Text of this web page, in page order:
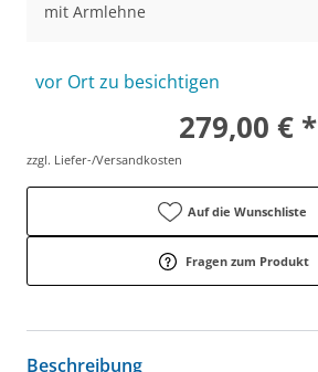
mit Armlehne
vor Ort zu besichtigen
279,00 € *
zzgl. Liefer-/Versandkosten
Auf die Wunschliste
Fragen zum Produkt
Beschreibung